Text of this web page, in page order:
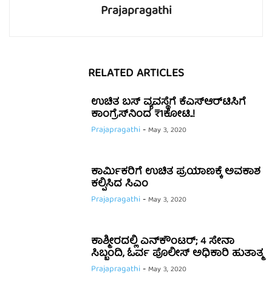
Prajapragathi
RELATED ARTICLES
ಉಚಿತ ಬಸ್ ವ್ಯವಸ್ಥೆಗೆ ಕೆಎಸ್ಆರ್‌‌ಟಿಸಿಗೆ
ಕಾಂಗ್ರೆಸ್‌‌ನಿಂದ ₹1ಕೋಟಿ..!
Prajapragathi- May 3, 2020
ಕಾರ್ಮಿಕರಿಗೆ ಉಚಿತ ಪ್ರಯಾಣಕ್ಕೆ ಅವಕಾಶ
ಕಲ್ಪಿಸಿದ ಸಿಎಂ
Prajapragathi- May 3, 2020
ಕಾಶ್ಮೀರದಲ್ಲಿ ಎನ್​ಕೌಂಟರ್; 4 ಸೇನಾ
ಸಿಬ್ಬಂದಿ, ಓರ್ವ ಪೊಲೀಸ್ ಅಧಿಕಾರಿ ಹುತಾತ್ಮ
Prajapragathi- May 3, 2020